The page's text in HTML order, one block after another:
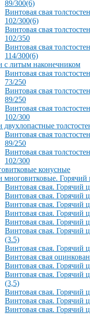
89/300(6)
Винтовая свая
102/300(6)
Винтовая свая
102/350
Винтовая свая
114/300(6)
с литым наконечником
Винтовая свая
73/250
Винтовая свая
89/250
Винтовая свая
102/300
двухлопастные
Винтовая свая
89/250
Винтовая свая
102/300
конусные
многовитковые. Горячий
Винтовая свая.
Винтовая свая.
Винтовая свая.
Винтовая свая.
Винтовая свая.
Винтовая свая.
(3.5)
Винтовая свая.
Винтовая свая
Винтовая свая.
Винтовая свая.
(3,5)
Винтовая свая.
Винтовая свая.
Винтовая свая.